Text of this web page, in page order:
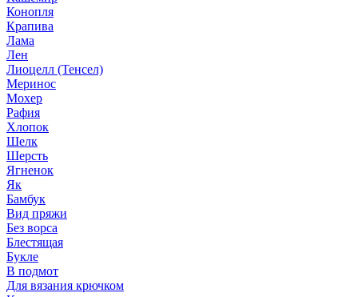
Конопля
Крапива
Лама
Лен
Лиоцелл (Тенсел)
Меринос
Мохер
Рафия
Хлопок
Шелк
Шерсть
Ягненок
Як
Бамбук
Вид пряжи
Без ворса
Блестящая
Букле
В подмот
Для вязания крючком